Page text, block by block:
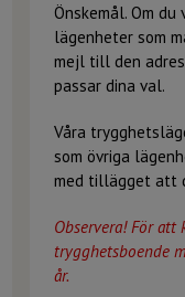
Önskemål. Om
lägenheter som
mejl till den
passar dina val.
Våra
som övriga
med tillägget att
Observera! För att
trygghetsboende
år.